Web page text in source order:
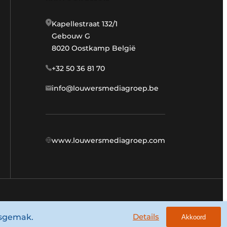
Kapellestraat 132/1
Gebouw G
8020 Oostkamp België
+32 50 36 81 70
info@louwersmediagroep.be
www.louwersmediagroep.com
Algemene voorwaarden Privacy policy
Details Akkoord